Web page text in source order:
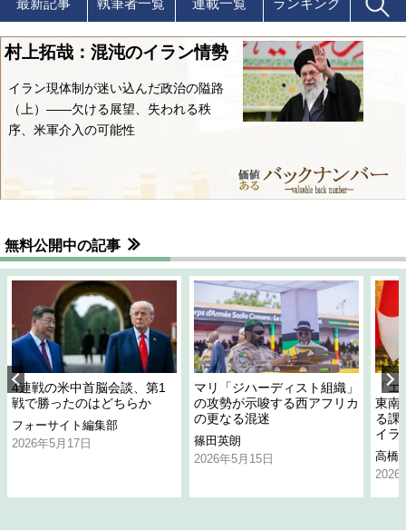
最新記事 執筆者一覧 連載一覧 ランキング
村上拓哉：混沌のイラン情勢
イラン現体制が迷い込んだ政治の隘路
（上）――欠ける展望、失われる秩
序、米軍介入の可能性
無料公開中の記事
4連戦の米中首脳会談、第1
戦で勝ったのはどちらか
フォーサイト編集部
2026年5月17日
マリ「ジハーディスト組織」
の攻勢が示唆する西アフリカ
の更なる混迷
篠田英朗
2026年5月15日
「
東南
る課
イラ
高橋
2026